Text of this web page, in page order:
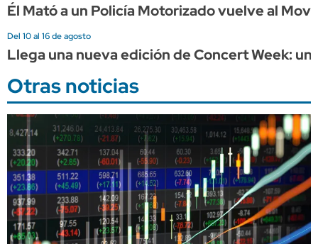
Él Mató a un Policía Motorizado vuelve al
Del 10 al 16 de agosto
Llega una nueva edición de Concert Week:
Otras noticias